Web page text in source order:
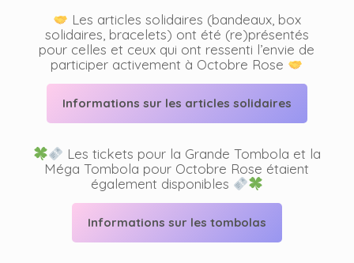
Les articles solidaires (bandeaux, box
solidaires, bracelets) ont été (re)présentés
pour celles et ceux qui ont ressenti l’envie de
participer activement à Octobre Rose
Informations sur les articles solidaires
Les tickets pour la Grande Tombola et la
Méga Tombola pour Octobre Rose étaient
également disponibles
Informations sur les tombolas